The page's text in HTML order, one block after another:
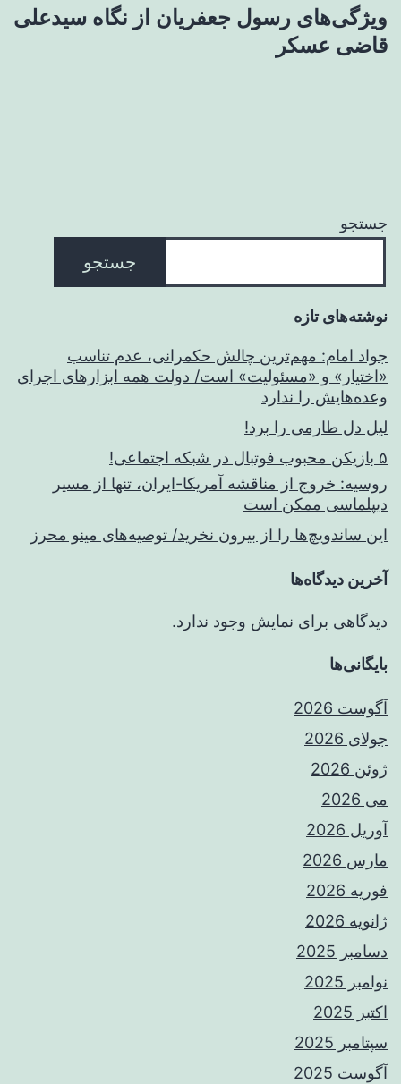
ویژگی‌های رسول جعفریان از نگاه سیدعلی
قاضی عسکر
جستجو
جستجو
نوشته‌های تازه
جواد امام: مهم‌ترین چالش حکمرانی، عدم تناسب
«اختیار» و «مسئولیت» است/ دولت همه ابزارهای اجرای
وعده‌هایش را ندارد
لیل دل طارمی را برد!
۵ بازیکن محبوب فوتبال در شبکه اجتماعی!
روسیه: خروج از مناقشه آمریکا-ایران، تنها از مسیر
دیپلماسی ممکن است
این ساندویچ‌ها را از بیرون نخرید/ توصیه‌های مینو محرز
آخرین دیدگاه‌ها
دیدگاهی برای نمایش وجود ندارد.
بایگانی‌ها
آگوست 2026
جولای 2026
ژوئن 2026
می 2026
آوریل 2026
مارس 2026
فوریه 2026
ژانویه 2026
دسامبر 2025
نوامبر 2025
اکتبر 2025
سپتامبر 2025
آگوست 2025